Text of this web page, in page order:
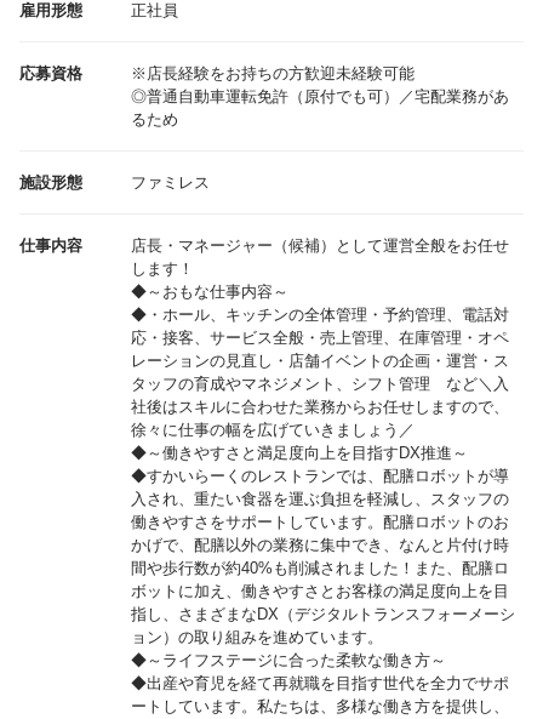
雇用形態 正社員
応募資格
※店長経験をお持ちの方歓迎未経験可能
◎普通自動車運転免許（原付でも可）／宅配業務があ
るため
施設形態 ファミレス
仕事内容
店長・マネージャー（候補）として運営全般をお任せ
します！
◆～おもな仕事内容～
◆・ホール、キッチンの全体管理・予約管理、電話対
応・接客、サービス全般・売上管理、在庫管理・オペ
レーションの見直し・店舗イベントの企画・運営・ス
タッフの育成やマネジメント、シフト管理 など＼入
社後はスキルに合わせた業務からお任せしますので、
徐々に仕事の幅を広げていきましょう／
◆～働きやすさと満足度向上を目指すDX推進～
◆すかいらーくのレストランでは、配膳ロボットが導
入され、重たい食器を運ぶ負担を軽減し、スタッフの
働きやすさをサポートしています。配膳ロボットのお
かげで、配膳以外の業務に集中でき、なんと片付け時
間や歩行数が約40%も削減されました！また、配膳ロ
ボットに加え、働きやすさとお客様の満足度向上を目
指し、さまざまなDX（デジタルトランスフォーメーシ
ョン）の取り組みを進めています。
◆～ライフステージに合った柔軟な働き方～
◆出産や育児を経て再就職を目指す世代を全力でサポ
ートしています。私たちは、多様な働き方を提供し、